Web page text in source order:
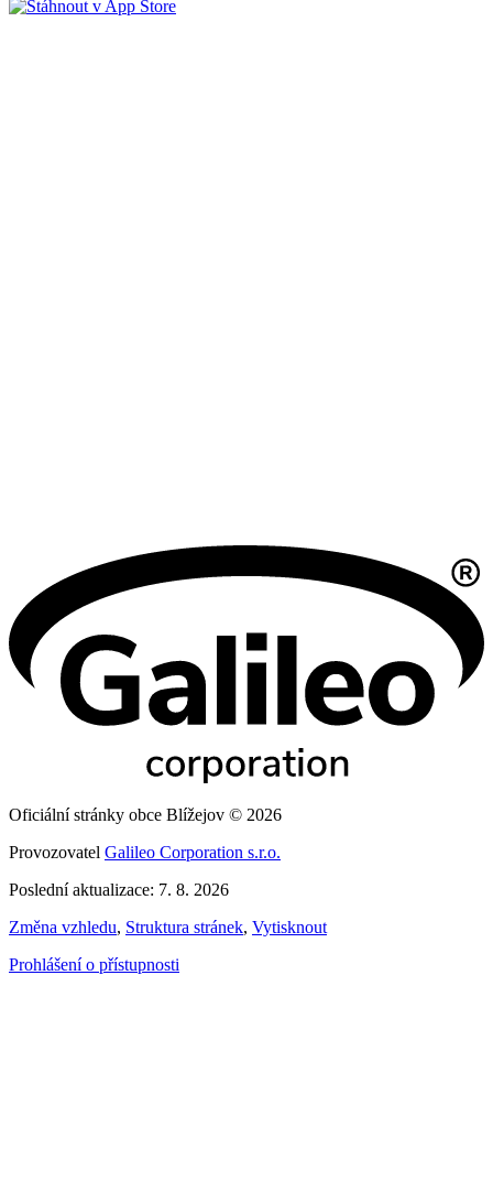
Oficiální stránky obce Blížejov © 2026
Provozovatel Galileo Corporation s.r.o.
Poslední aktualizace: 7. 8. 2026
Změna vzhledu, Struktura stránek, Vytisknout
Prohlášení o přístupnosti